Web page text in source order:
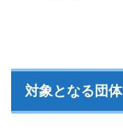
対象となる団体